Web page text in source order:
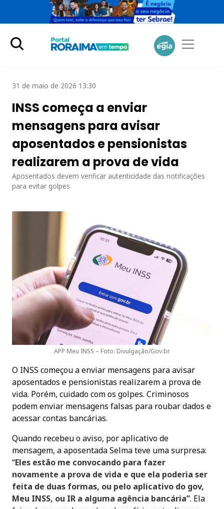
31 de maio de 2026 13:30
INSS começa a enviar
mensagens para avisar
aposentados e pensionistas
realizarem a prova de vida
Aposentados devem verificar autenticidade das notificações
para evitar golpes
APP Meu INSS – Foto: Divulgação/Gov.br
O INSS começou a enviar mensagens para avisar
aposentados e pensionistas realizarem a prova de
vida. Porém, cuidado com os golpes. Criminosos
podem enviar mensagens falsas para roubar dados e
acessar contas bancárias.
Quando recebeu o aviso, por aplicativo de
mensagem, a aposentada Selma teve uma surpresa:
“Eles estão me convocando para fazer
novamente a prova de vida e que ela poderia ser
feita de duas formas, ou pelo aplicativo do gov,
Meu INSS, ou IR a alguma agência bancária”. Ela